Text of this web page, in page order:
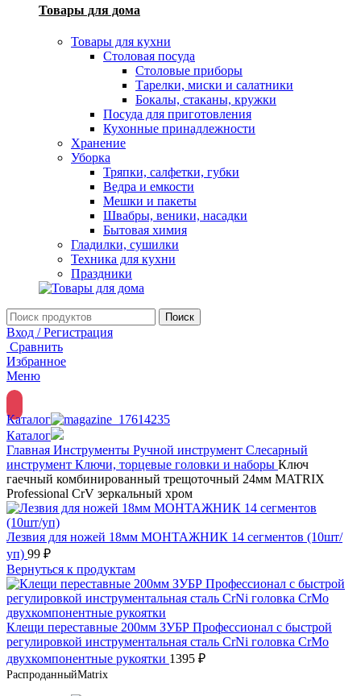
Товары для дома
Товары для кухни
Столовая посуда
Столовые приборы
Тарелки, миски и салатники
Бокалы, стаканы, кружки
Посуда для приготовления
Кухонные принадлежности
Хранение
Уборка
Тряпки, салфетки, губки
Ведра и емкости
Мешки и пакеты
Швабры, веники, насадки
Бытовая химия
Гладилки, сушилки
Техника для кухни
Праздники
Поиск
Вход / Регистрация
Сравнить
Избранное
Меню
Каталог
Каталог
Главная Инструменты Ручной инструмент Слесарный
инструмент Ключи, торцевые головки и наборы Ключ
гаечный комбинированный трещоточный 24мм MATRIX
Professional CrV зеркальный хром
Лезвия для ножей 18мм МОНТАЖНИК 14 сегментов (10шт/
уп) 99 ₽
Вернуться к продуктам
Клещи переставные 200мм ЗУБР Профессионал с быстрой
регулировкой инструментальная сталь CrNi головка CrMo
двухкомпонентные рукоятки 1395 ₽
РаспроданныйMatrix